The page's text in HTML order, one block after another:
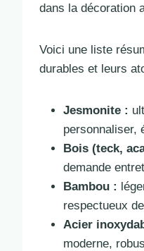
dans la décoration
Voici une liste
durables et leurs
Jesmonite :
personnaliser,
Bois (teck,
demande
Bambou :
respectueux
Acier
moderne,